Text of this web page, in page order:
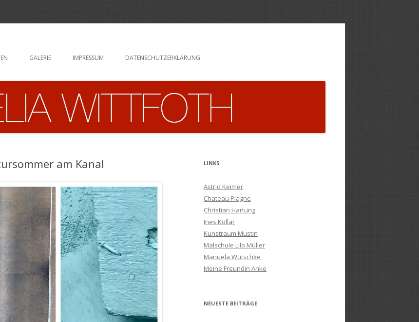
Inhalt
GALERIE IMPRESSUM DATENSCHUTZERKLÄRUNG
am Kanal LINKS
Astrid Keimer
Chateau Plagne
Christian Hartung
Ines Kollar
Kunstraum Mustin
Malschule Lilo Müller
Manuela Wutschke
Meine Freundin Anke
NEUESTE BEITRÄGE